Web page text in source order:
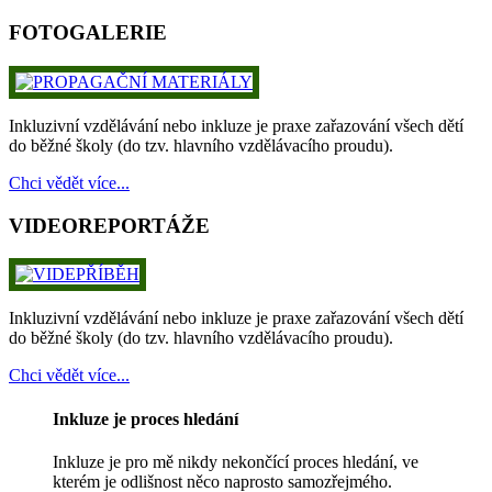
FOTOGALERIE
Inkluzivní vzdělávání nebo inkluze je praxe zařazování všech dětí
do běžné školy (do tzv. hlavního vzdělávacího proudu).
Chci vědět více...
VIDEOREPORTÁŽE
Inkluzivní vzdělávání nebo inkluze je praxe zařazování všech dětí
do běžné školy (do tzv. hlavního vzdělávacího proudu).
Chci vědět více...
Inkluze je proces hledání
Inkluze je pro mě nikdy nekončící proces hledání, ve
kterém je odlišnost něco naprosto samozřejmého.